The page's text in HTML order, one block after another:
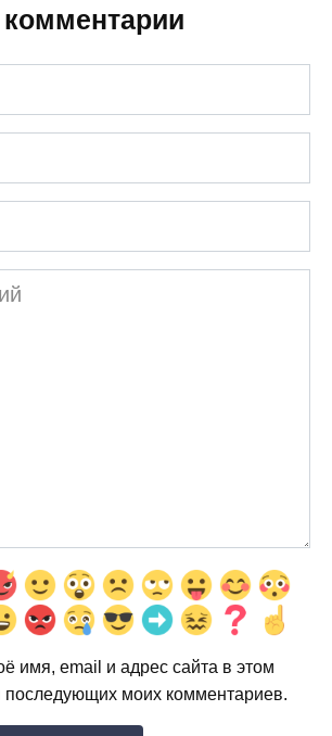
имя, email и адрес сайта в этом
последующих моих комментариев.